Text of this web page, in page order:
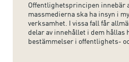
Offentlighetsprincipen innebär
massmedierna ska ha insyn i
verksamhet. I vissa fall får
delar av innehållet i dem hållas
bestämmelser i offentlighets-